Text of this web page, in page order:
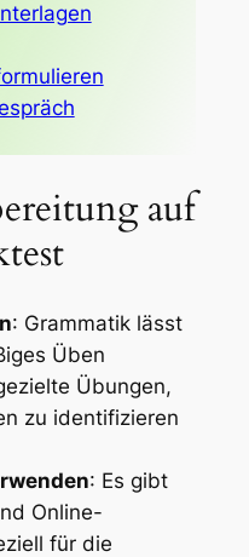
auf
: Grammatik lässt
Üben
Übungen,
zu identifizieren
: Es gibt
Online-
für die